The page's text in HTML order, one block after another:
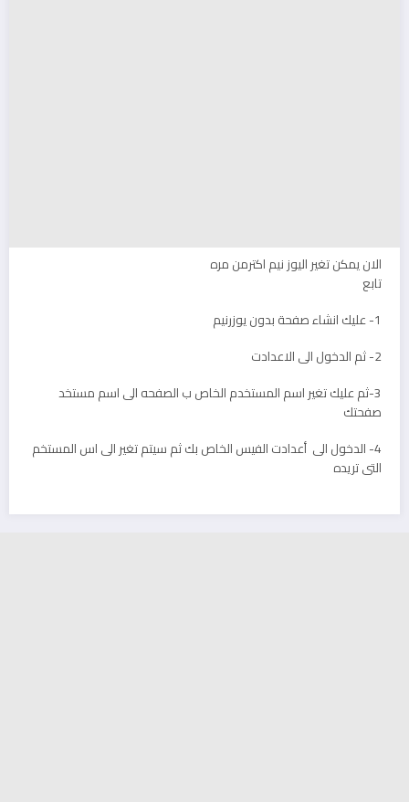
الان يمكن تغير اليوز نيم اكترمن مره
تابع
1- عليك انشاء صفحة بدون يوزرنيم
2- ثم الدخول الى الاعدادت
3-ثم عليك تغير اسم المستخدم الخاص ب الصفحه الى اسم مستخد
صفحتك
4- الدخول الى أعدادت الفيس الخاص بك ثم سيتم تغير الى اس المستخم
التى تريده